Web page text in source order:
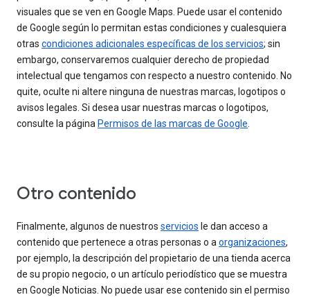
visuales que se ven en Google Maps. Puede usar el contenido
de Google según lo permitan estas condiciones y cualesquiera
otras condiciones adicionales específicas de los servicios; sin
embargo, conservaremos cualquier derecho de propiedad
intelectual que tengamos con respecto a nuestro contenido. No
quite, oculte ni altere ninguna de nuestras marcas, logotipos o
avisos legales. Si desea usar nuestras marcas o logotipos,
consulte la página Permisos de las marcas de Google
Otro contenido
Finalmente, algunos de nuestros servicios le dan acceso a
contenido que pertenece a otras personas o a organizaciones,
por ejemplo, la descripción del propietario de una tienda acerca
de su propio negocio, o un artículo periodístico que se muestra
en Google Noticias. No puede usar ese contenido sin el permiso